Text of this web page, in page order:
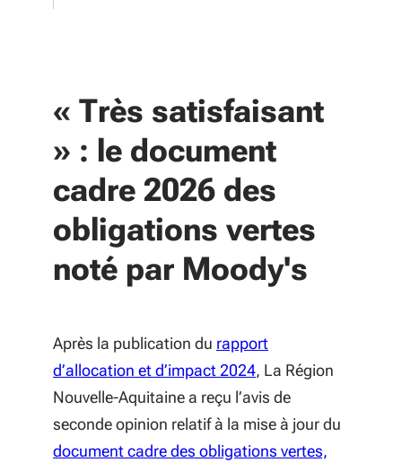
« Très satisfaisant
» : le document
cadre 2026 des
obligations vertes
noté par Moody's
Après la publication du rapport
d’allocation et d’impact 2024, La Région
Nouvelle-Aquitaine a reçu l’avis de
seconde opinion relatif à la mise à jour du
document cadre des obligations vertes,